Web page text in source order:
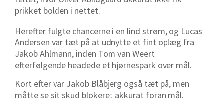
prikket bolden i nettet.
Herefter fulgte chancerne i en lind strøm, og Lucas
Andersen var tæt på at udnytte et fint oplæg fra
Jakob Ahlmann, inden Tom van Weert
efterfølgende headede et hjørnespark over mål.
Kort efter var Jakob Blåbjerg også tæt på, men
måtte se sit skud blokeret akkurat foran mål.